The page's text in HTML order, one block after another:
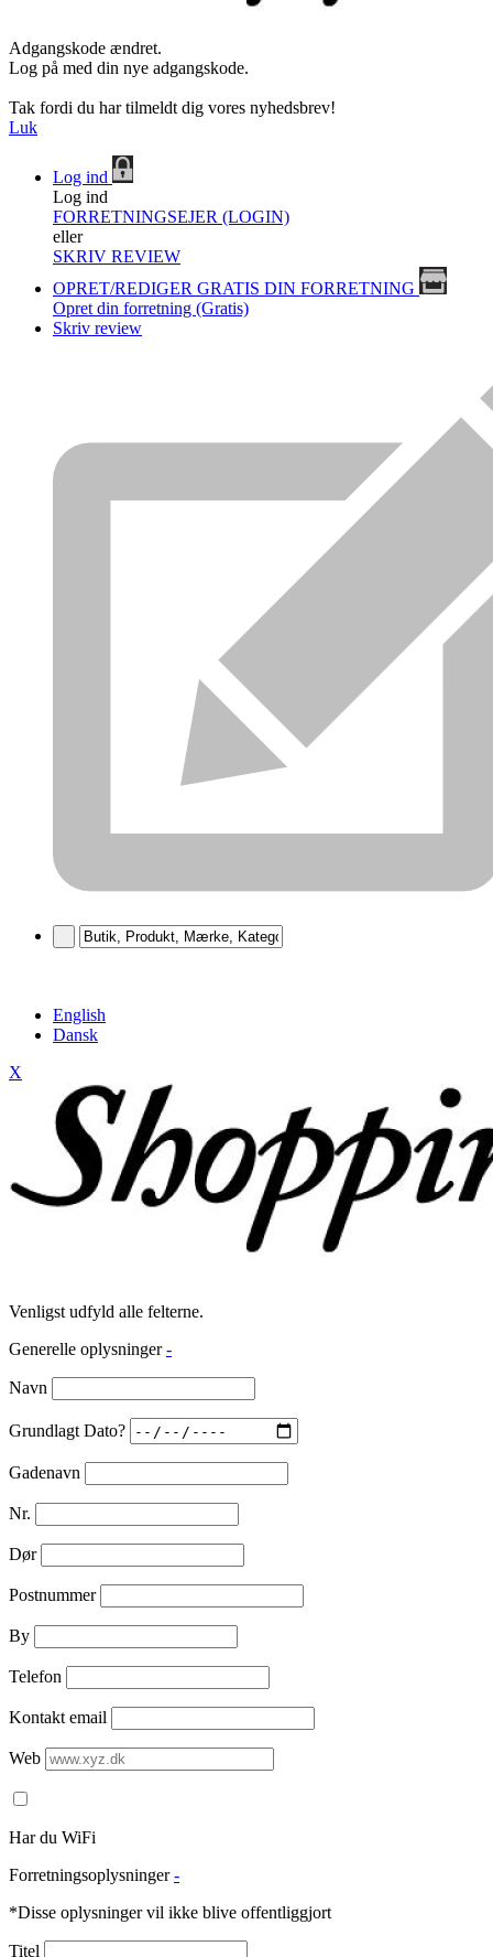
Adgangskode ændret.
Log på med din nye adgangskode.
Tak fordi du har tilmeldt dig vores nyhedsbrev!
Luk
Log ind
Log ind
FORRETNINGSEJER (LOGIN)
eller
SKRIV REVIEW
OPRET/REDIGER GRATIS DIN FORRETNING
Opret din forretning (Gratis)
Skriv review
English
Dansk
X
Venligst udfyld alle felterne.
Generelle oplysninger -
Navn
Grundlagt Dato?
Gadenavn
Nr.
Dør
Postnummer
By
Telefon
Kontakt email
Web
Har du WiFi
Forretningsoplysninger -
*Disse oplysninger vil ikke blive offentliggjort
Titel